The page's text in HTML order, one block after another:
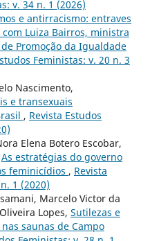
v. 34 n. 1 (2026)
e antirracismo: entraves
Luiza Bairros, ministra
Promoção da Igualdade
Feministas: v. 20 n. 3
Nascimento,
e transexuais
, Revista Estudos
Elena Botero Escobar,
As estratégias do governo
feminicídios , Revista
1 (2020)
Marcelo Victor da
Lopes, Sutilezas e
saunas de Campo